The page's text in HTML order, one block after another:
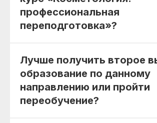
профессиональная
переподготовка»?
Лучше получить второе
образование по данному
направлению или пройти
переобучение?
©2026 ООО «МЦ МФО» МОСКВА
info@kursmedik.ru
Профессиональная подготовка
Повышение квалификации
Для биологов
Со средним образованием